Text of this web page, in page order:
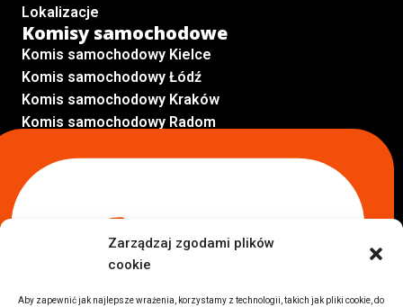
Zarządzaj zgodami plików
cookie
Aby zapewnić jak najlepsze wrażenia, korzystamy z technologii, takich jak pliki cookie, do
Lokalizacje
Komisy samochodowe
Komis samochodowy Kielce
Komis samochodowy Łódź
Komis samochodowy Kraków
Komis samochodowy Radom
Komis samochodowy Opole
Komis samochodowy Lublin
Inne Lokalizacje
Auta z USA Rzeszów